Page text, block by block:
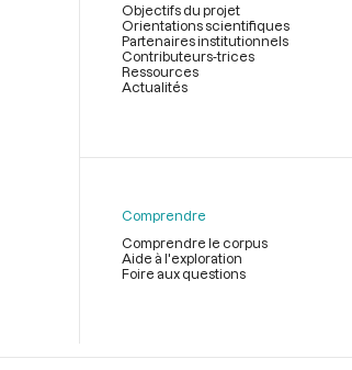
page
Objectifs du projet
Orientations scientifiques
Partenaires institutionnels
Contributeurs-trices
Ressources
Actualités
Comprendre
Comprendre le corpus
Aide à l'exploration
Foire aux questions